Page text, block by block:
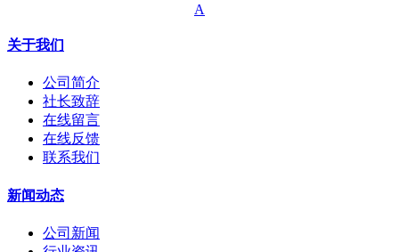
A
关于我们
公司简介
社长致辞
在线留言
在线反馈
联系我们
新闻动态
公司新闻